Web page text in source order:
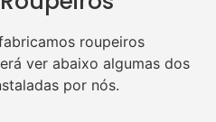
roupeiros
ver abaixo algumas dos
por nós.